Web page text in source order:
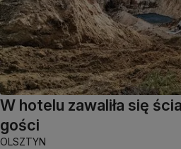
W hotelu zawaliła się
gości
OLSZTYN